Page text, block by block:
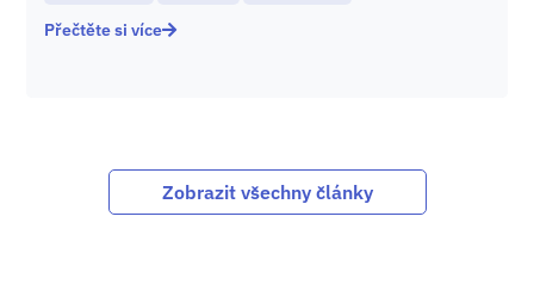
Přečtěte si více
Zobrazit všechny články